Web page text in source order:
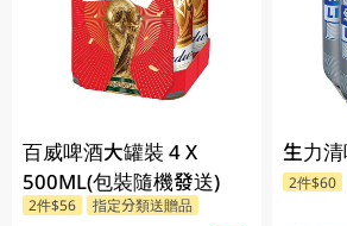
百威啤酒大罐裝 4 X
500ML(包裝隨機發送)
2件$56 指定分類送贈品
生力
2件$60